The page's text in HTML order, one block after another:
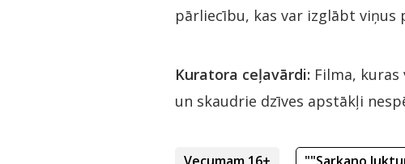
pārliecību, kas var izglābt viņus
Kuratora ceļavārdi: Filma,
un skaudrie dzīves apstākļi